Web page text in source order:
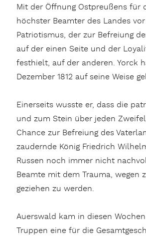
Mit der Öffnung Ostpreußens für
höchster Beamter des Landes
Patriotismus, der zur Befreiung
auf der einen Seite und der
festhielt, auf der anderen. Yorck
Dezember 1812 auf seine Weise
Einerseits wusste er, dass die
und zum Stein über jeden
Chance zur Befreiung des
zaudernde König Friedrich
Russen noch immer nicht
Beamte mit dem Trauma, wegen
geziehen zu werden.
Auerswald kam in diesen
Truppen eine für die